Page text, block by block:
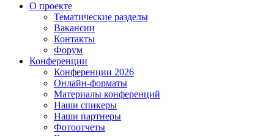
О проекте
Тематические разделы
Вакансии
Контакты
Форум
Конференции
Конференции 2026
Онлайн-форматы
Материалы конференций
Наши спикеры
Наши партнеры
Фотоотчеты